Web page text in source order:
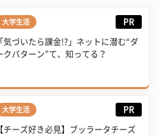
大学生活 PR
「気づいたら課金!?」ネットに潜む“ダ
クパターン”て、知ってる？
大学生活 PR
【チーズ好き必見】ブッラータチーズ